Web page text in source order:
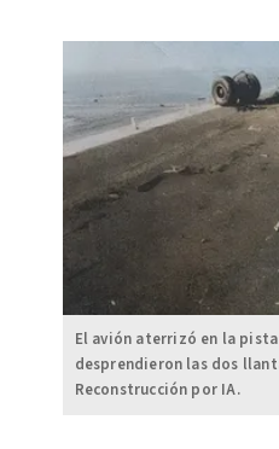
El avión aterrizó en la
desprendieron las dos
Reconstrucción por IA.